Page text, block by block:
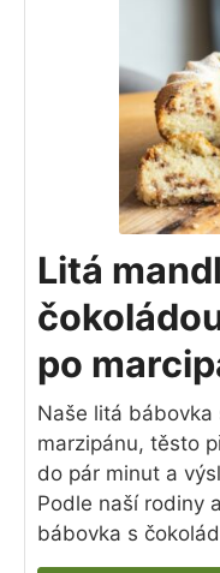
Litá
po
Naše litá
marzipánu, těsto
do pár minut a
Podle naší rodiny
bábovka s